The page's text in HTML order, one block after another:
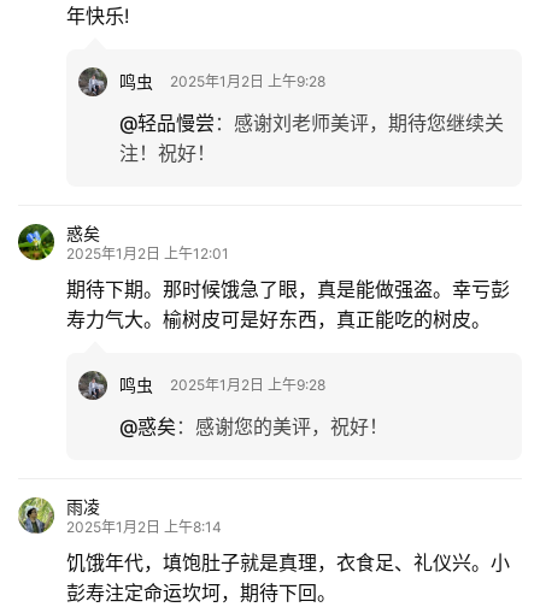
年快乐!
鸣虫 2025年1月2日 上午9:28
@轻品慢尝 ： 感谢刘老师美评，期待您继续关
注！祝好！
惑矣
2025年1月2日 上午12:01
期待下期。那时候饿急了眼，真是能做强盗。幸亏彭
寿力气大。榆树皮可是好东西，真正能吃的树皮。
鸣虫 2025年1月2日 上午9:28
@惑矣： 感谢您的美评，祝好！
雨凌
2025年1月2日 上午8:14
饥饿年代，填饱肚子就是真理，衣食足、礼仪兴。小
彭寿注定命运坎坷，期待下回。